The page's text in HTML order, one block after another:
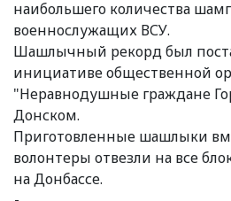
наибольшего количества
военнослужащих ВСУ.
Шашлычный рекорд был
инициативе общественной
"Неравнодушные граждане
Донском.
Приготовленные шашлыки
волонтеры отвезли на все
на Донбассе.